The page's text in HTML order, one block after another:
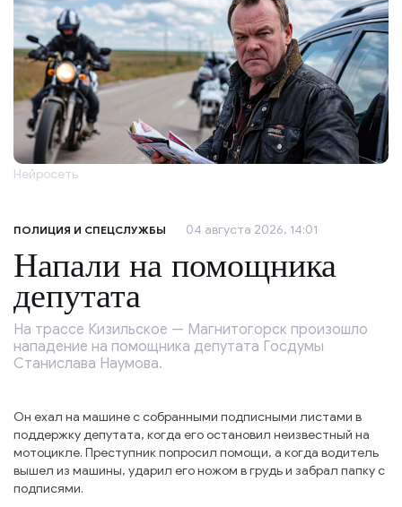
Нейросеть
ПОЛИЦИЯ И СПЕЦСЛУЖБЫ 04 августа 2026, 14:01
Напали на помощника
депутата
На трассе Кизильское — Магнитогорск произошло
нападение на помощника депутата Госдумы
Станислава Наумова.
Он ехал на машине с собранными подписными листами в
поддержку депутата, когда его остановил неизвестный на
мотоцикле. Преступник попросил помощи, а когда водитель
вышел из машины, ударил его ножом в грудь и забрал папку с
подписями.